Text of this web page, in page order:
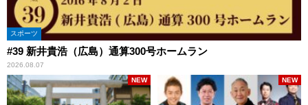
スポーツ
#39 新井貴浩（広島）通算300号ホームラン
2026.08.07
NEW NEW